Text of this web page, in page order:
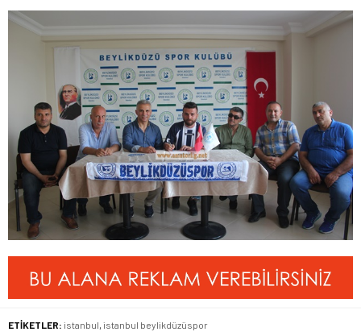
ETİKETLER: istanbul, istanbul beylikdüzüspor